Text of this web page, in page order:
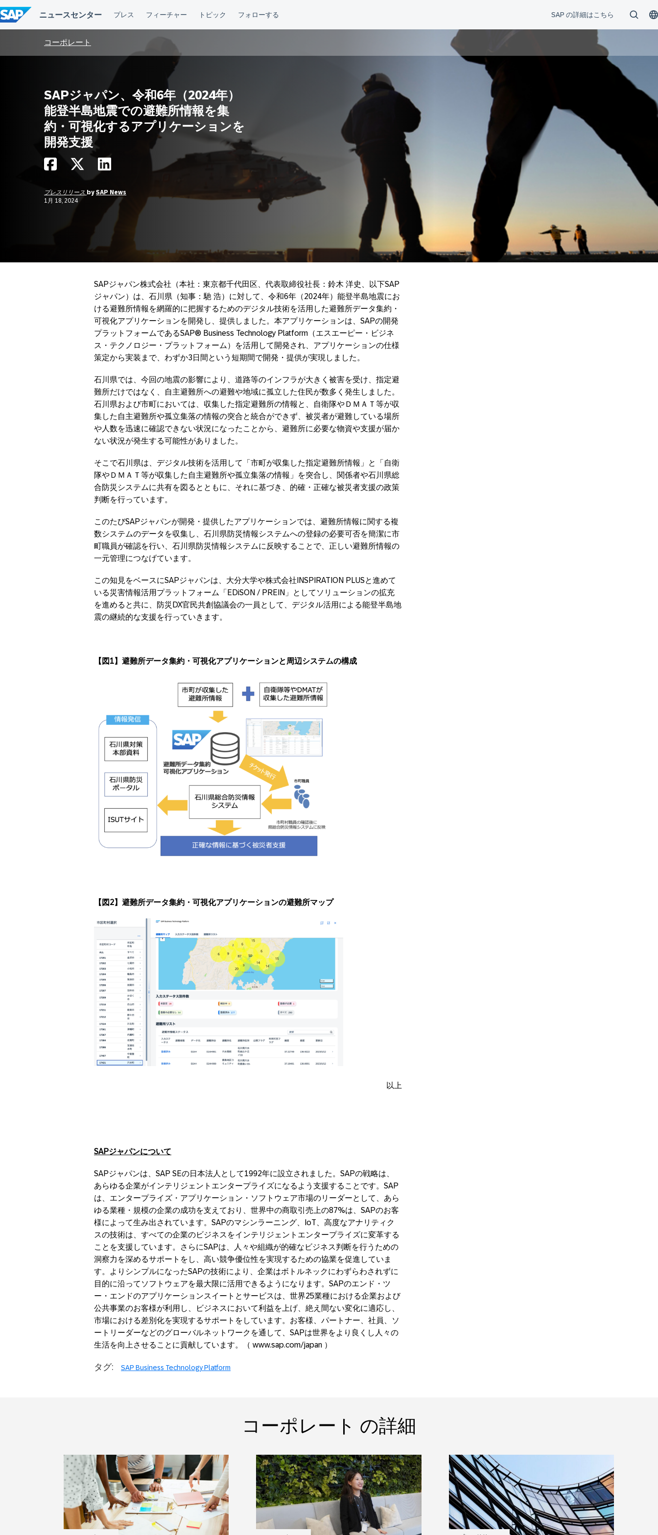
ン
テ
ン
コーポレート
SAPジャパン、令和6年（2024年）
能登半島地震での避難所情報を集
約・可視化するアプリケーションを
開発支援
プレスリリース by SAP News
1月 18, 2024
SAPジャパン株式会社（本社：東京都千代田区、代表取締役社長：鈴木 洋史、以下SAP
ジャパン）は、石川県（知事：馳 浩）に対して、令和6年（2024年）能登半島地震にお
ける避難所情報を網羅的に把握するためのデジタル技術を活用した避難所データ集約・
可視化アプリケーションを開発し、提供しました。本アプリケーションは、SAPの開発
プラットフォームであるSAP® Business Technology Platform（エスエーピー・ビジネ
ス・テクノロジー・プラットフォーム）を活用して開発され、アプリケーションの仕様
策定から実装まで、わずか3日間という短期間で開発・提供が実現しました。
石川県では、今回の地震の影響により、道路等のインフラが大きく被害を受け、指定避
難所だけではなく、自主避難所への避難や地域に孤立した住民が数多く発生しました。
石川県および市町においては、収集した指定避難所の情報と、自衛隊やＤＭＡＴ等が収
集した自主避難所や孤立集落の情報の突合と統合ができず、被災者が避難している場所
や人数を迅速に確認できない状況になったことから、避難所に必要な物資や支援が届か
ない状況が発生する可能性がありました。
そこで石川県は、デジタル技術を活用して「市町が収集した指定避難所情報」と「自衛
隊やＤＭＡＴ等が収集した自主避難所や孤立集落の情報」を突合し、関係者や石川県総
合防災システムに共有を図るとともに、それに基づき、的確・正確な被災者支援の政策
判断を行っています。
このたびSAPジャパンが開発・提供したアプリケーションでは、避難所情報に関する複
数システムのデータを収集し、石川県防災情報システムへの登録の必要可否を簡潔に市
町職員が確認を行い、石川県防災情報システムに反映することで、正しい避難所情報の
一元管理につなげています。
この知見をベースにSAPジャパンは、大分大学や株式会社INSPIRATION PLUSと進めて
いる災害情報活用プラットフォーム「EDiSON / PREIN」としてソリューションの拡充
を進めると共に、防災DX官民共創協議会の一員として、デジタル活用による能登半島地
震の継続的な支援を行っていきます。
【図 1】避難所データ集約・可視化アプリケーションと周辺システムの構成
【図 2】避難所データ集約・可視化アプリケーションの避難所マップ
以上
SAPジャパンについて
SAPジャパンは、SAP SEの日本法人として1992年に設立されました。SAPの戦略は、
あらゆる企業がインテリジェントエンタープライズになるよう支援することです。SAP
は、エンタープライズ・アプリケーション・ソフトウェア市場のリーダーとして、あら
ゆる業種・規模の企業の成功を支えており、世界中の商取引売上の87%は、SAPのお客
様によって生み出されています。SAPのマシンラーニング、IoT、高度なアナリティク
スの技術は、すべての企業のビジネスをインテリジェントエンタープライズに変革する
ことを支援しています。さらにSAPは、人々や組織が的確なビジネス判断を行うための
洞察力を深めるサポートをし、高い競争優位性を実現するための協業を促進していま
す。よりシンプルになったSAPの技術により、企業はボトルネックにわずらわされずに
目的に沿ってソフトウェアを最大限に活用できるようになります。SAPのエンド・ツ
ー・エンドのアプリケーションスイートとサービスは、世界25業種における企業および
公共事業のお客様が利用し、ビジネスにおいて利益を上げ、絶え間ない変化に適応し、
市場における差別化を実現するサポートをしています。お客様、パートナー、社員、ソ
ートリーダーなどのグローバルネットワークを通して、SAPは世界をより良くし人々の
生活を向上させることに貢献しています。（ www.sap.com/japan ）
タグ: SAP Business Technology Platform
コーポレート の詳細